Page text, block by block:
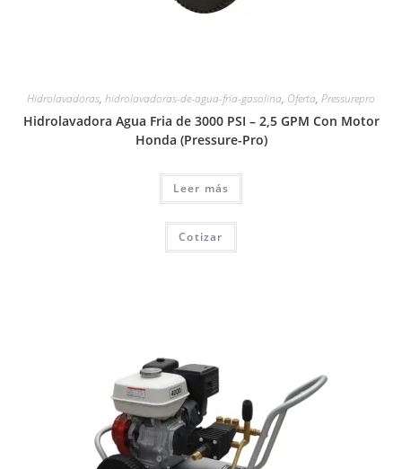
Hidrolavadoras, hidrolavadoras-de-agua-fria-gasolina, Oferta, Pressurepro
Hidrolavadora Agua Fria de 3000 PSI – 2,5 GPM Con Motor
Honda (Pressure-Pro)
Leer más
Cotizar